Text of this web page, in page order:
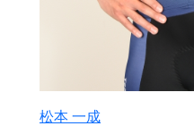
松本 一成